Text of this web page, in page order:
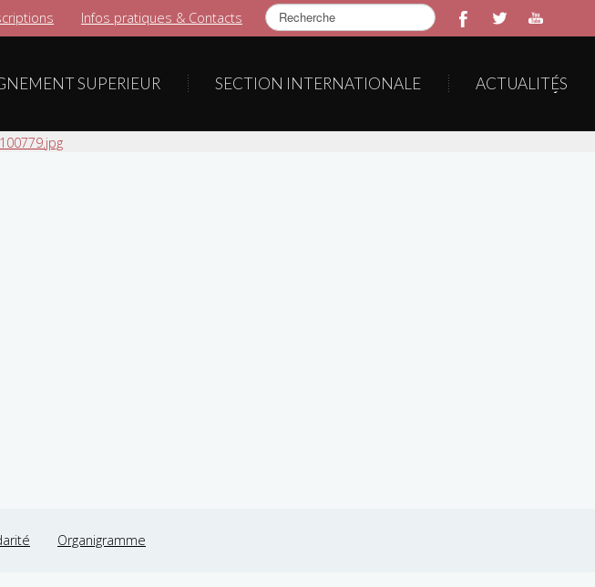
Rechercher
Infos pratiques & Contacts
SUPERIEUR SECTION INTERNATIONALE ACTUALITÉS
Organigramme